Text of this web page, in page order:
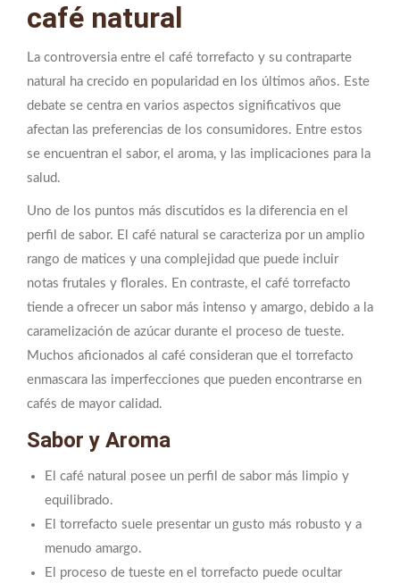
café natural
La controversia entre el café torrefacto y su contraparte
natural ha crecido en popularidad en los últimos años. Este
debate se centra en varios aspectos significativos que
afectan las preferencias de los consumidores. Entre estos
se encuentran el sabor, el aroma, y las implicaciones para la
salud.
Uno de los puntos más discutidos es la diferencia en el
perfil de sabor. El café natural se caracteriza por un amplio
rango de matices y una complejidad que puede incluir
notas frutales y florales. En contraste, el café torrefacto
tiende a ofrecer un sabor más intenso y amargo, debido a la
caramelización de azúcar durante el proceso de tueste.
Muchos aficionados al café consideran que el torrefacto
enmascara las imperfecciones que pueden encontrarse en
cafés de mayor calidad.
Sabor y Aroma
El café natural posee un perfil de sabor más limpio y
equilibrado.
El torrefacto suele presentar un gusto más robusto y a
menudo amargo.
El proceso de tueste en el torrefacto puede ocultar